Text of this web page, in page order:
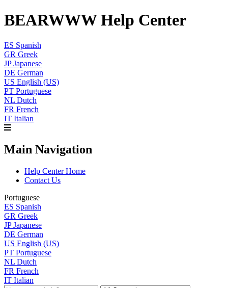
BEARWWW Help Center
ES Spanish
GR Greek
JP Japanese
DE German
US English (US)
PT Portuguese
NL Dutch
FR French
IT Italian
Main Navigation
Help Center Home
Contact Us
Portuguese
ES Spanish
GR Greek
JP Japanese
DE German
US English (US)
PT Portuguese
NL Dutch
FR French
IT Italian